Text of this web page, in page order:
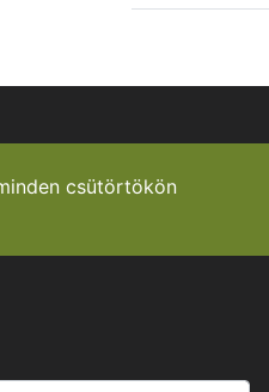
csütörtökön